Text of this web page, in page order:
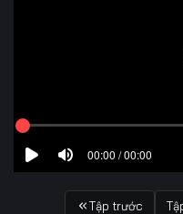
00:00 / 00:00
Tập trước